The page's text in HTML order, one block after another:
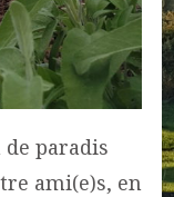
paradis
ami(e)s, en